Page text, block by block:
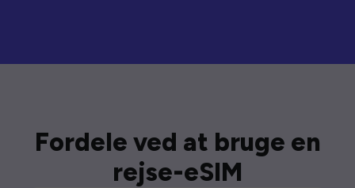
Fordele ved at bruge en
rejse-eSIM